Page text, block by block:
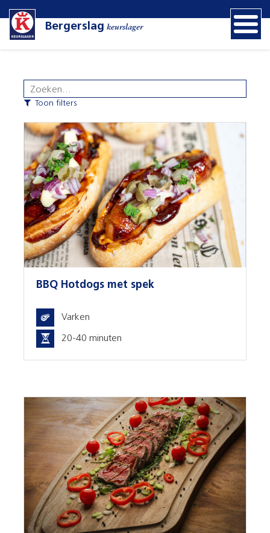
Bergerslag keurslager
Toon filters
BBQ Hotdogs met spek
Varken
20-40 minuten